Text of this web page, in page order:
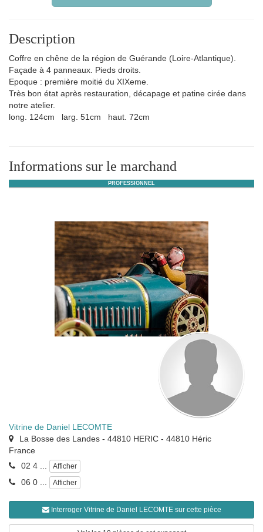
Description
Coffre en chêne de la région de Guérande (Loire-Atlantique).
Façade à 4 panneaux. Pieds droits.
Epoque : première moitié du XIXeme.
Très bon état après restauration, décapage et patine cirée dans
notre atelier.
long. 124cm larg. 51cm haut. 72cm
Informations sur le marchand
PROFESSIONNEL
Vitrine de Daniel LECOMTE
La Bosse des Landes - 44810 HERIC - 44810 Héric
France
02 4 ...
Afficher
06 0 ... Afficher
Interroger Vitrine de Daniel LECOMTE sur cette pièce